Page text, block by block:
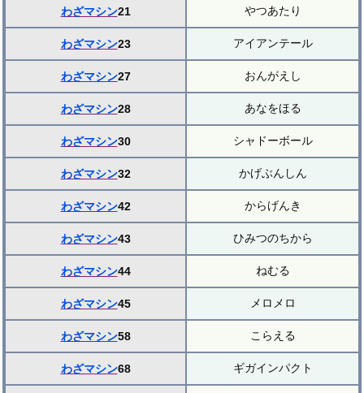
わざマシン21 やつあたり
わざマシン23 アイアンテール
わざマシン27 おんがえし
わざマシン28 あなをほる
わざマシン30 シャドーボール
わざマシン32 かげぶんしん
わざマシン42 からげんき
わざマシン43 ひみつのちから
わざマシン44 ねむる
わざマシン45 メロメロ
わざマシン58 こらえる
わざマシン68 ギガインパクト